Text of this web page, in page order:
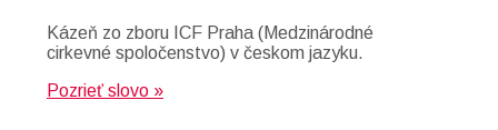
Kázeň zo zboru ICF Praha (Medzinárodné
cirkevné spoločenstvo) v českom jazyku.
Pozrieť slovo »